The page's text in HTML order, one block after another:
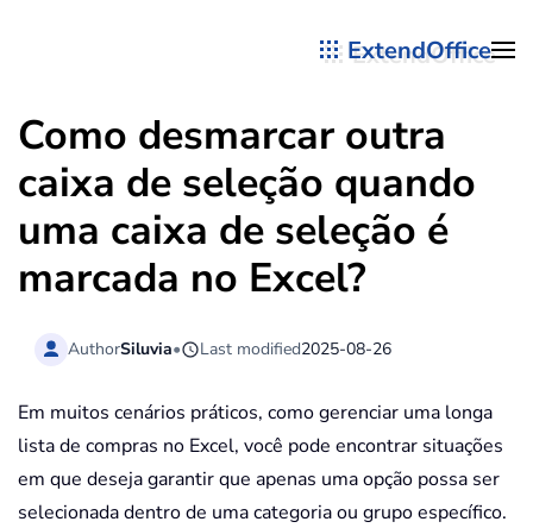
ExtendOffice
Como desmarcar outra
caixa de seleção quando
uma caixa de seleção é
marcada no Excel?
AuthorSiluvia• Last modified2025-08-26
Em muitos cenários práticos, como gerenciar uma longa
lista de compras no Excel, você pode encontrar situações
em que deseja garantir que apenas uma opção possa ser
selecionada dentro de uma categoria ou grupo específico.